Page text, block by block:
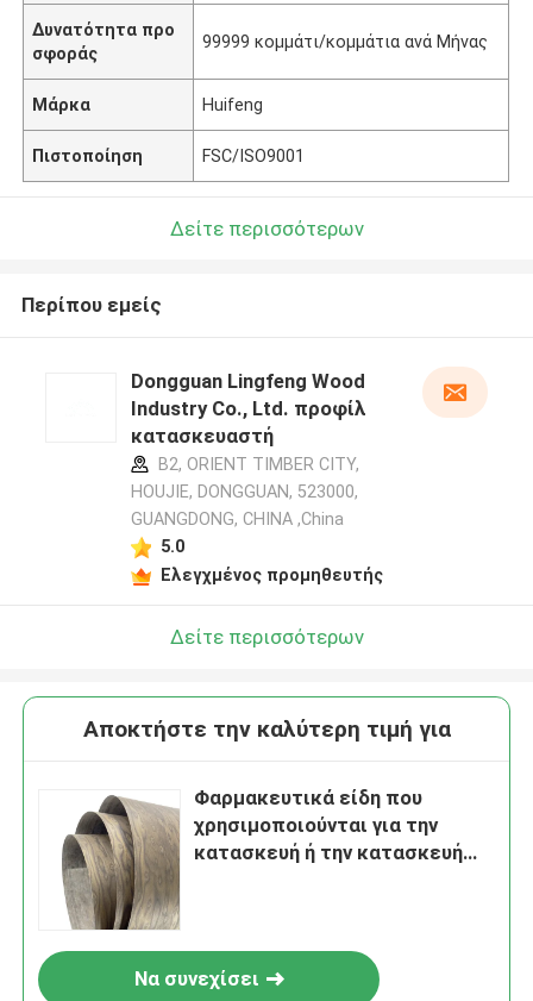
Δυνατότητα προ
σφοράς
99999 κομμάτι/κομμάτια ανά Μήνας
Μάρκα Huifeng
Πιστοποίηση FSC/ISO9001
Δείτε περισσότερων
Περίπου εμείς
Dongguan Lingfeng Wood
Industry Co., Ltd. προφίλ
κατασκευαστή
B2, ORIENT TIMBER CITY,
HOUJIE, DONGGUAN, 523000,
GUANGDONG, CHINA ,China
5.0
Ελεγχμένος προμηθευτής
Δείτε περισσότερων
Αποκτήστε την καλύτερη τιμή για
Φαρμακευτικά είδη που
χρησιμοποιούνται για την
κατασκευή ή την κατασκευή
Να συνεχίσει